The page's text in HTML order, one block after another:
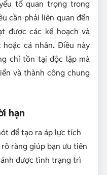
tố quan trọng trong
cần phải liên quan đến
được các kế hoạch và
cá nhân. Điều này
chỉ tồn tại độc lập mà
và thành công chung
hạn
để tạo ra áp lực tích
ràng giúp bạn ưu tiên
được tình trạng trì